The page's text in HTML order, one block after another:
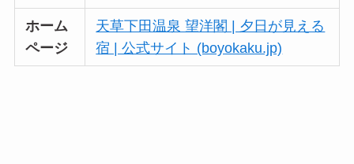
ホーム
ページ
天草下田温泉 望洋閣 | 夕日が見える
宿 | 公式サイト (boyokaku.jp)